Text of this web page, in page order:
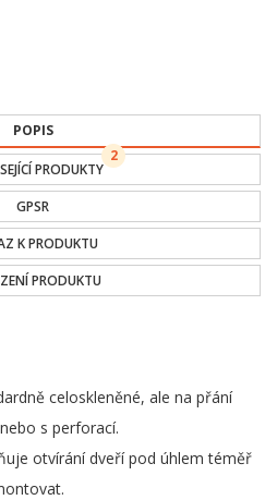
POPIS
PRODUKTY
2
GPSR
K PRODUKTU
PRODUKTU
celoskleněné, ale na přání
s perforací.
otvírání dveří pod úhlem téměř